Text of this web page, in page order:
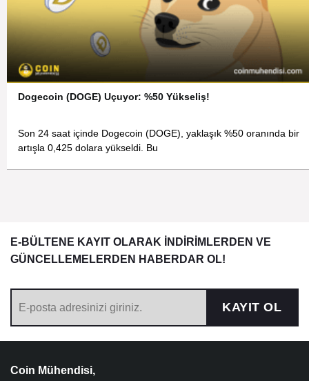
Dogecoin (DOGE) Uçuyor: %50 Yükseliş!
Son 24 saat içinde Dogecoin (DOGE), yaklaşık %50 oranında bir
artışla 0,425 dolara yükseldi. Bu
E-BÜLTENE KAYIT OLARAK İNDİRİMLERDEN VE
GÜNCELLEMELERDEN HABERDAR OL!
KAYIT OL
Coin Mühendisi,